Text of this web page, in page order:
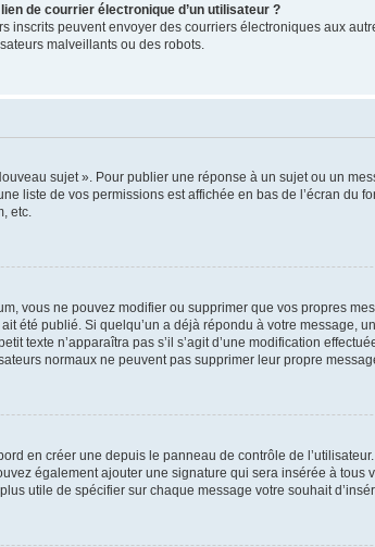
de courrier électronique d’un utilisateur ?
inscrits peuvent envoyer des courriers électroniques aux
malveillants ou des robots.
sujet ». Pour publier une réponse à un sujet ou un
liste de vos permissions est affichée en bas de l’écran du
etc.
vous ne pouvez modifier ou supprimer que vos propres
été publié. Si quelqu’un a déjà répondu à votre message,
texte n’apparaîtra pas s’il s’agit d’une modification
normaux ne peuvent pas supprimer leur propre
en créer une depuis le panneau de contrôle de
également ajouter une signature qui sera insérée à
utile de spécifier sur chaque message votre souhait